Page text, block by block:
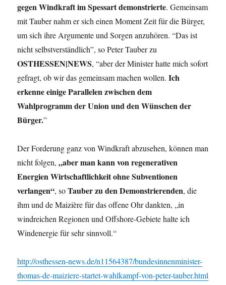
gegen Windkraft im Spessart demonstrierte. Gemeinsam
mit Tauber nahm er sich einen Moment Zeit für die Bürger,
um sich ihre Argumente und Sorgen anzuhören. “Das ist
nicht selbstverständlich”, so Peter Tauber zu
OSTHESSEN|NEWS, “aber der Minister hatte mich sofort
gefragt, ob wir das gemeinsam machen wollen.Ich
erkenne einige Parallelen zwischen dem
Wahlprogramm der Union und den Wünschen der
Bürger.”
Der Forderung ganz von Windkraft abzusehen, können man
nicht folgen,„aber man kann von regenerativen
Energien Wirtschaftlichkeit ohne Subventionen
verlangen“, soTauber zu den Demonstrierenden, die
ihm und de Maizière für das offene Ohr dankten, „in
windreichen Regionen und Offshore-Gebiete halte ich
Windenergie für sehr sinnvoll.“
http://osthessen-news.de/n11564387/bundesinnenminister-
thomas-de-maiziere-startet-wahlkampf-von-peter-tauber.html